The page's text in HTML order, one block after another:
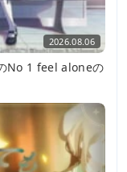
2026.08.06
No 1 feel aloneの